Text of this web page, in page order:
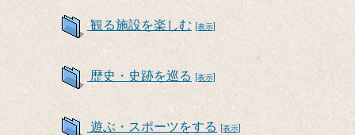
観る施設を楽しむ [表示]
歴史・史跡を巡る [表示]
遊ぶ・スポーツをする [表示]